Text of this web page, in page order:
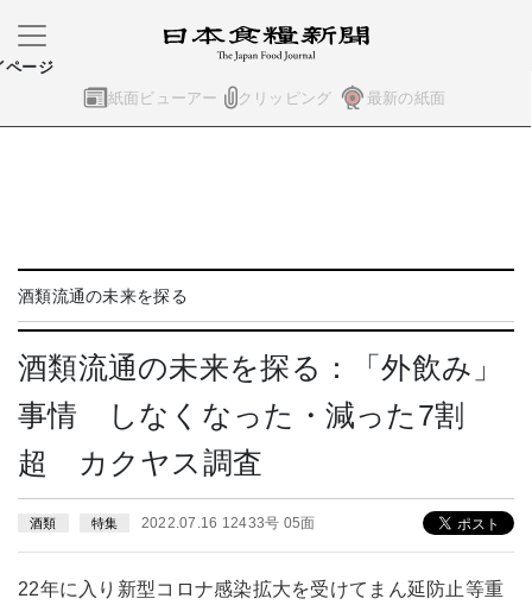
紙面ビューアー クリッピング 最新の紙面
ページ
酒類流通の未来を探る
酒類流通の未来を探る：「外飲み」
事情 しなくなった・減った7割
超 カクヤス調査
酒類 特集 2022.07.16 12433号 05面
22年に入り新型コロナ感染拡大を受けてまん延防止等重